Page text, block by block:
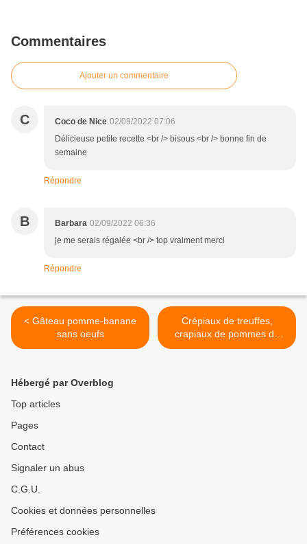
Commentaires
Ajouter un commentaire
C Coco de Nice 02/09/2022 07:06
Délicieuse petite recette <br /> bisous <br /> bonne fin de
semaine
Répondre
B Barbara 02/09/2022 06:36
je me serais régalée <br /> top vraiment merci
Répondre
< Gâteau pomme-banane
sans oeufs
Crépiaux de treuffes,
crapiaux de pommes de
terre à ma façon >
Hébergé par Overblog
Top articles
Pages
Contact
Signaler un abus
C.G.U.
Cookies et données personnelles
Préférences cookies